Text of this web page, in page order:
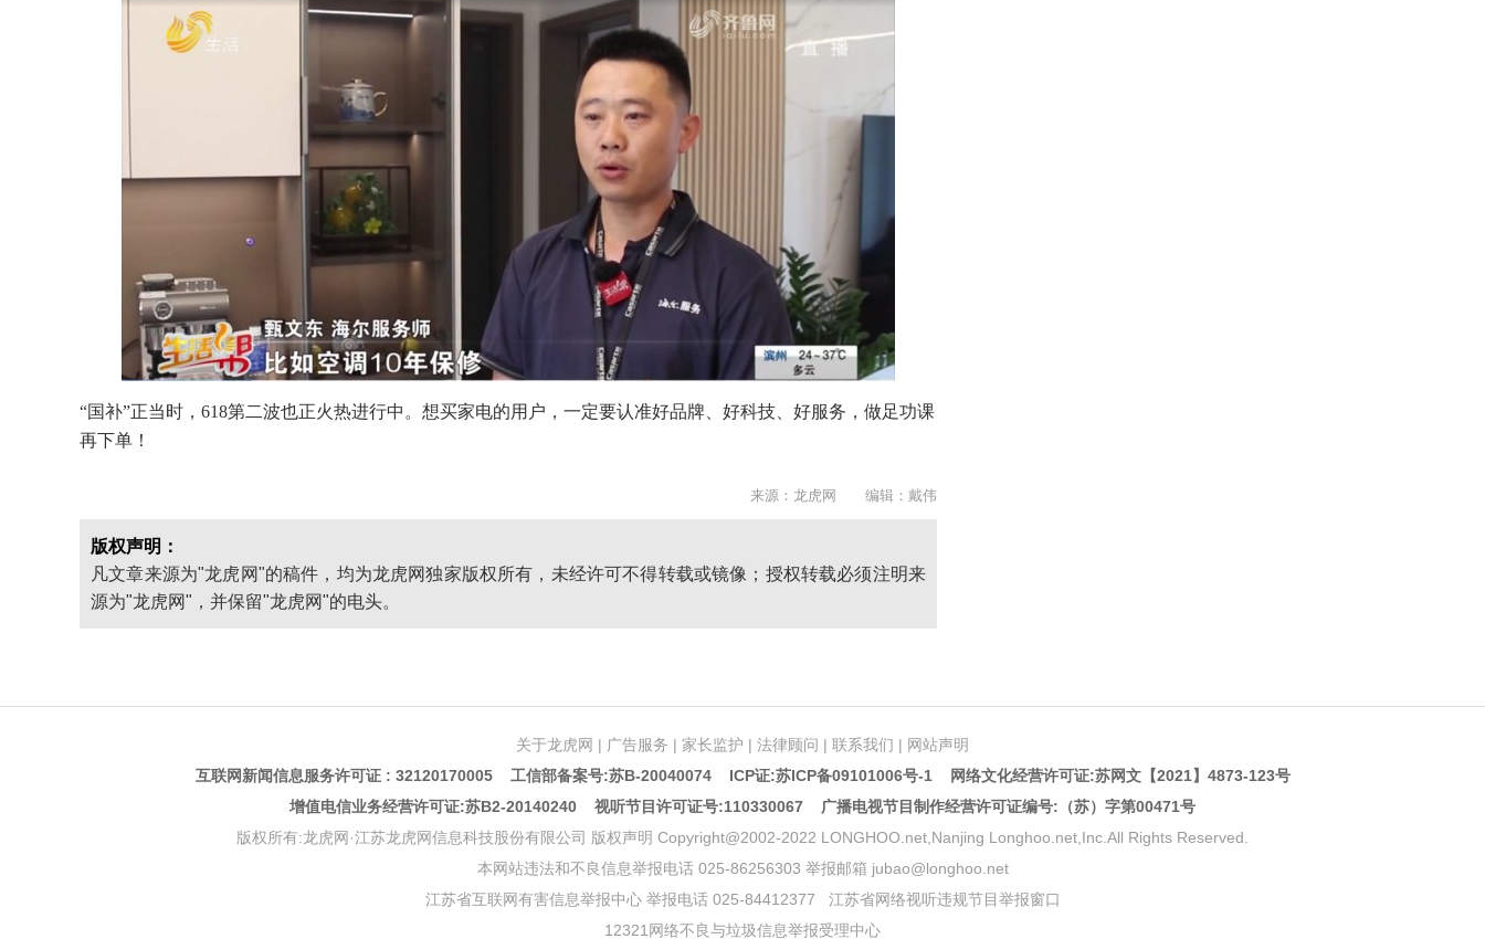
“国补”正当时，618第二波也正火热进行中。想买家电的用户，一定要认准好品牌、好科技、好服务，做足功课
再下单！
来源：龙虎网 编辑：戴伟
版权声明：
凡文章来源为"龙虎网"的稿件，均为龙虎网独家版权所有，未经许可不得转载或镜像；授权转载必须注明来
源为"龙虎网"，并保留"龙虎网"的电头。
关于龙虎网 | 广告服务 | 家长监护 | 法律顾问 | 联系我们 | 网站声明
互联网新闻信息服务许可证 : 32120170005 工信部备案号:苏B-20040074 ICP证:苏ICP备09101006号-1网络文化经营许可证:苏网文【2021】4873-123号
增值电信业务经营许可证:苏B2-20140240 视听节目许可证号:110330067 广播电视节目制作经营许可证编号:（苏）字第00471号
版权所有:龙虎网·江苏龙虎网信息科技股份有限公司 版权声明 Copyright@2002-2022 LONGHOO.net,Nanjing Longhoo.net,Inc.All Rights Reserved.
本网站违法和不良信息举报电话 025-86256303 举报邮箱 jubao@longhoo.net
江苏省互联网有害信息举报中心 举报电话 025-84412377 江苏省网络视听违规节目举报窗口
12321网络不良与垃圾信息举报受理中心